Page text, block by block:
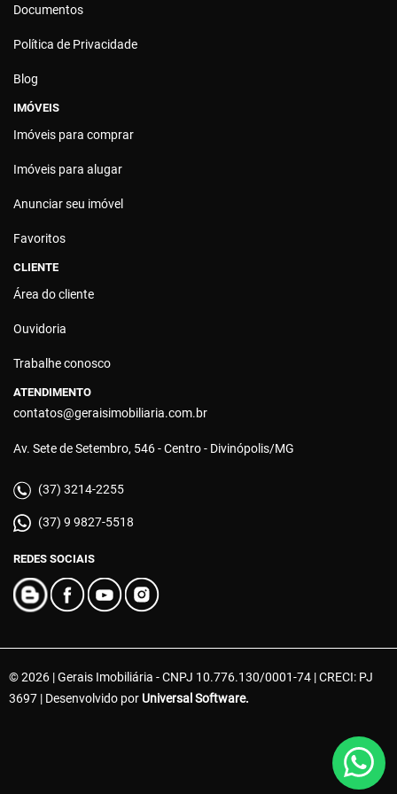
Documentos
Política de Privacidade
Blog
IMÓVEIS
Imóveis para comprar
Imóveis para alugar
Anunciar seu imóvel
Favoritos
CLIENTE
Área do cliente
Ouvidoria
Trabalhe conosco
ATENDIMENTO
contatos@geraisimobiliaria.com.br
Av. Sete de Setembro, 546 - Centro - Divinópolis/MG
(37) 3214-2255
(37) 9 9827-5518
REDES SOCIAIS
© 2026 | Gerais Imobiliária - CNPJ 10.776.130/0001-74 | CRECI: PJ
3697 | Desenvolvido por Universal Software.